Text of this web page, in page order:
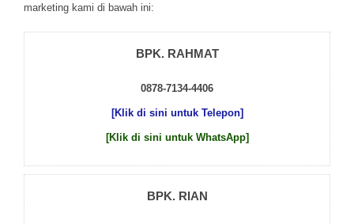
mаrkеtіng kаmі dі bаwаh іnі:
BPK. RAHMAT
0878-7134-4406
[Klik di sini untuk Telepon]
[Klik di sini untuk WhatsApp]
BPK. RIAN